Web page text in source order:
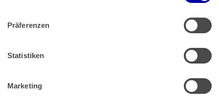
Präferenzen
Statistiken
Marketing
Muster Widerrufsformular (PDF)
Barrierefreiheit